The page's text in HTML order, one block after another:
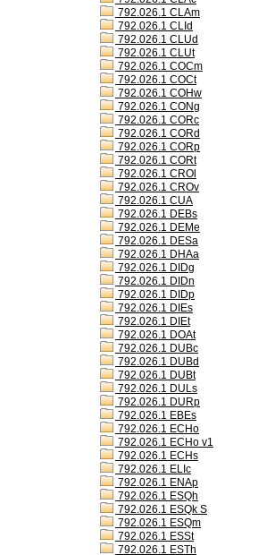
792.026.1 CLAm
792.026.1 CLId
792.026.1 CLUd
792.026.1 CLUt
792.026.1 COCm
792.026.1 COCt
792.026.1 COHw
792.026.1 CONg
792.026.1 CORc
792.026.1 CORd
792.026.1 CORp
792.026.1 CORt
792.026.1 CROl
792.026.1 CROv
792.026.1 CUA
792.026.1 DEBs
792.026.1 DEMe
792.026.1 DESa
792.026.1 DHAa
792.026.1 DIDg
792.026.1 DIDn
792.026.1 DIDp
792.026.1 DIEs
792.026.1 DIEt
792.026.1 DOAt
792.026.1 DUBc
792.026.1 DUBd
792.026.1 DUBt
792.026.1 DULs
792.026.1 DURp
792.026.1 EBEs
792.026.1 ECHo
792.026.1 ECHo v1
792.026.1 ECHs
792.026.1 ELIc
792.026.1 ENAp
792.026.1 ESQh
792.026.1 ESQk S
792.026.1 ESQm
792.026.1 ESSt
792.026.1 ESTh